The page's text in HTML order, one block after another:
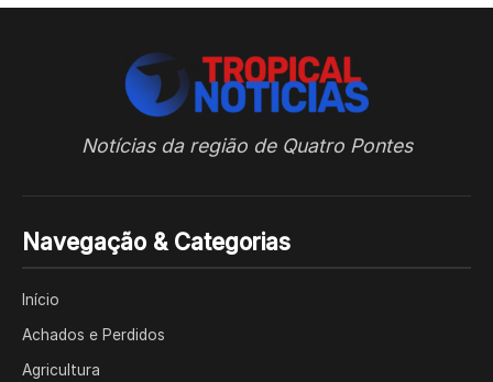
Notícias da região de Quatro Pontes
Navegação & Categorias
Início
Achados e Perdidos
Agricultura